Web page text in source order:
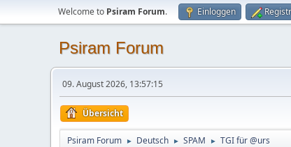
Welcome to Psiram Forum. Einloggen
Psiram Forum
09. August 2026, 13:57:15
Übersicht
Psiram Forum ► Deutsch ► SPAM ► TGI für @urs